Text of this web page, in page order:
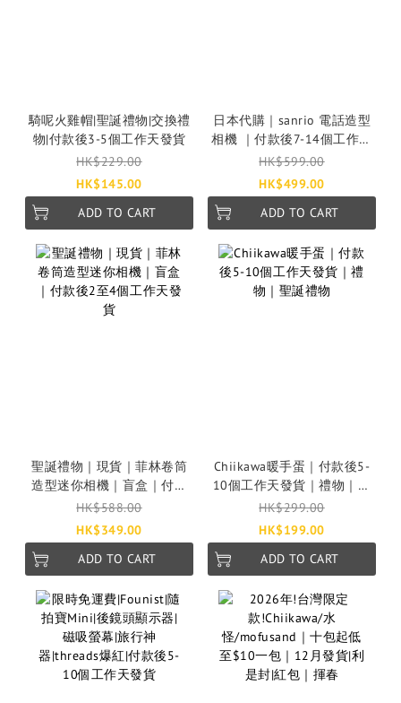
騎呢火雞帽|聖誕禮物|交換禮
物|付款後3-5個工作天發貨
HK$229.00
HK$145.00
ADD TO CART
日本代購｜sanrio 電話造型
相機 ｜付款後7-14個工作天
發貨
HK$599.00
HK$499.00
ADD TO CART
聖誕禮物｜現貨｜菲林卷筒
造型迷你相機｜盲盒｜付款
後2至4個工作天發貨
HK$588.00
HK$349.00
ADD TO CART
Chiikawa暖手蛋｜付款後5-
10個工作天發貨｜禮物｜聖
誕禮物
HK$299.00
HK$199.00
ADD TO CART